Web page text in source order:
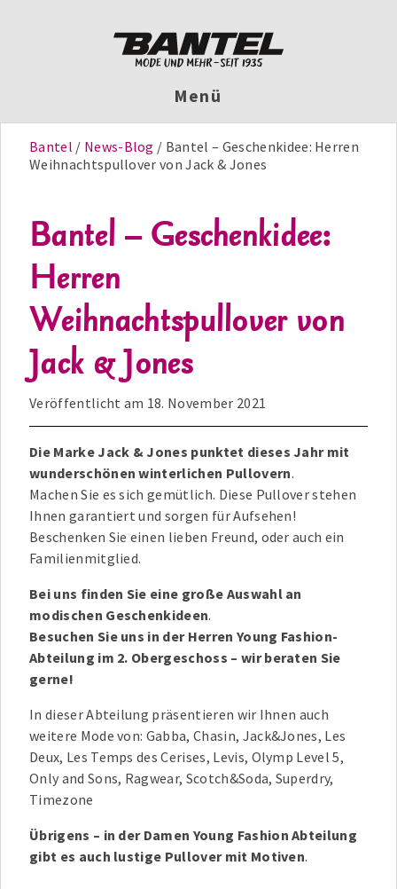
Menü
Bantel News-Blog
Bantel – Geschenkidee: Herren
Weihnachtspullover von Jack & Jones
Bantel – Geschenkidee:
Herren
Weihnachtspullover von
Jack & Jones
Veröffentlicht am 18. November 2021
Die Marke Jack & Jones punktet dieses Jahr mit
wunderschönen winterlichen Pullovern.
Machen Sie es sich gemütlich. Diese Pullover stehen
Ihnen garantiert und sorgen für Aufsehen!
Beschenken Sie einen lieben Freund, oder auch ein
Familienmitglied.
Bei uns finden Sie eine große Auswahl an
modischen Geschenkideen.
Besuchen Sie uns in der Herren Young Fashion-
Abteilung im 2. Obergeschoss – wir beraten Sie
gerne!
In dieser Abteilung präsentieren wir Ihnen auch
weitere Mode von: Gabba, Chasin, Jack&Jones, Les
Deux, Les Temps des Cerises, Levis, Olymp Level 5,
Only and Sons, Ragwear, Scotch&Soda, Superdry,
Timezone
Übrigens – in der Damen Young Fashion Abteilung
gibt es auch lustige Pullover mit Motiven.